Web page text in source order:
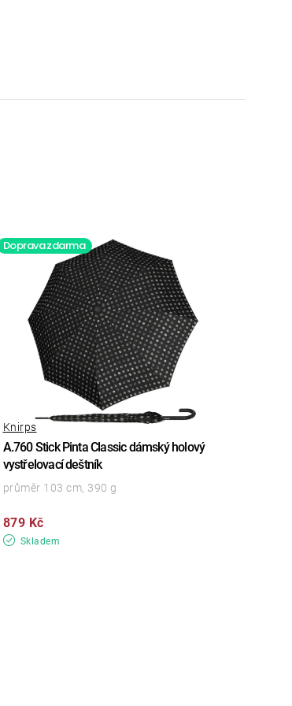
Doprava zdarma
A.760 Stick Pinta Classic dámský holový
vystřelovací deštník
Knirps
Skladem
879 Kč
průměr 103 cm, 390 g